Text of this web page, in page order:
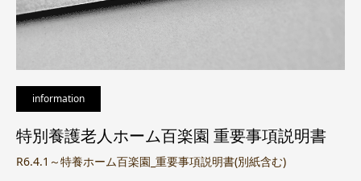
information
特別養護老人ホーム百楽園 重要事項説明書
R6.4.1～特養ホーム百楽園_重要事項説明書(別紙含む)